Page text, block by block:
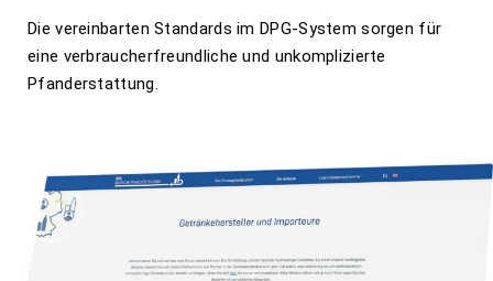
Die vereinbarten Standards im DPG-System sorgen für
eine verbraucherfreundliche und unkomplizierte
Pfanderstattung.